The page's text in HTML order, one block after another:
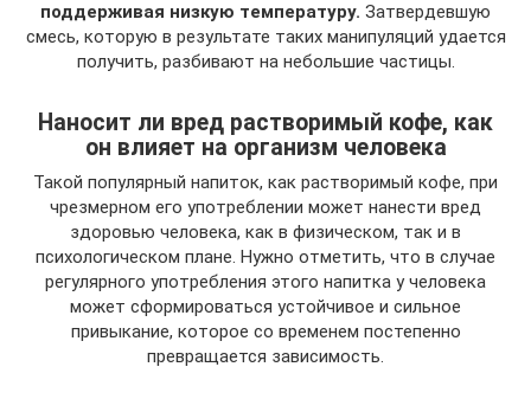
поддерживая низкую температуру. Затвердевшую
смесь, которую в результате таких манипуляций удается
получить, разбивают на небольшие частицы.
Наносит ли вред растворимый кофе, как
он влияет на организм человека
Такой популярный напиток, как растворимый кофе, при
чрезмерном его употреблении может нанести вред
здоровью человека, как в физическом, так и в
психологическом плане. Нужно отметить, что в случае
регулярного употребления этого напитка у человека
может сформироваться устойчивое и сильное
привыкание, которое со временем постепенно
превращается зависимость.